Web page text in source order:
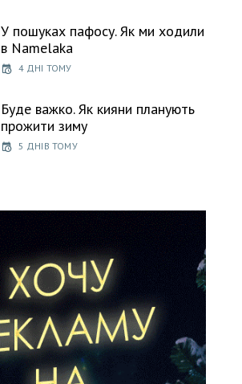
У пошуках пафосу. Як ми ходили
в Namelaka
4 ДНІ ТОМУ
Буде важко. Як кияни планують
прожити зиму
5 ДНІВ ТОМУ